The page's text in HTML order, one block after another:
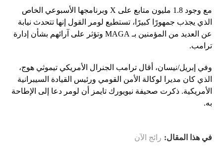
مع وجود 1.8 مليون متابع على X وبرنامجها الأسبوعي الخاص
الذي يجذب جمهورًا كبيرًا، تستطيع لومر القول إنها تتحدث نيابة
عن العديد من المؤمنين بـ MAGA وتؤثر على آرائهم بشأن إدارة
ترامب.
وفي إبريل/نيسان، أقال ترامب الجنرال الأمريكي تيموثي هوج،
الذي كان مديرا لوكالة الأمن القومي ورئيس القيادة السيبرانية
الأمريكية. ذكرت صحيفة نيويورك تايمز أن لومر دعا إلى الإطاحة
به.
في هذا المقال: رائج الآن